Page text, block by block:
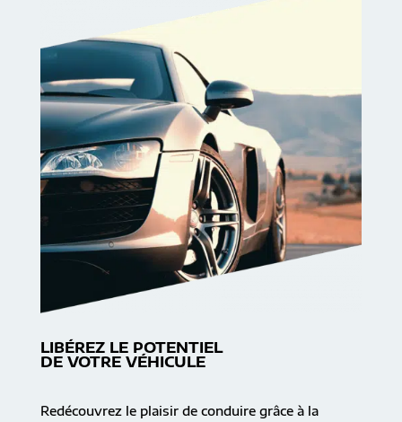
LIBÉREZ LE POTENTIEL
DE VOTRE VÉHICULE
Redécouvrez le plaisir de conduire grâce à la